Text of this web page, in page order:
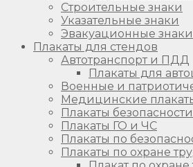
Строительные знаки
Указательные знаки
Эвакуационные знаки
Плакаты для стендов
Автотранспорт и ПДД
Плакаты для
Военные и
Медицинские
Плакаты
Плакаты ГО и ЧС
Плакаты по
Плакаты по охране